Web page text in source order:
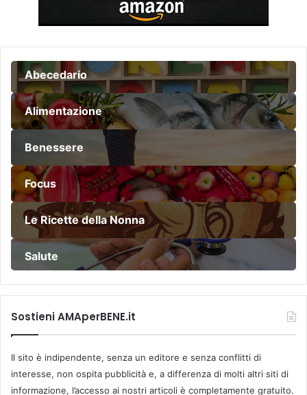
Abecedario
Alimentazione
Benessere
Focus
Le Ricette della Nonna
Salute
Sostieni AMAperBENE.it
Il sito è indipendente, senza un editore e senza conflitti di
interesse, non ospita pubblicità e, a differenza di molti altri siti di
informazione, l’accesso ai nostri articoli è completamente gratuito.